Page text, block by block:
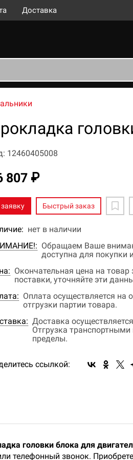
Доставка
12460405008
807 ₽
Быстрый заказ
нет в наличии
Обращаем Ваше
доступна для покупки
Окончательная цена на
поставки, уточняйте эти
Оплата осуществляется на
отгрузки партии товара.
Доставка
Отгрузка
пределы.
ссылкой:
головки блока для
телефонный звонок.